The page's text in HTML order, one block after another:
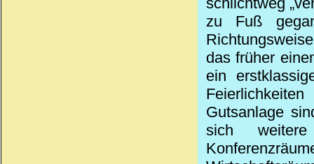
zu Fuß
das früher
ein
Gutsanlage
sich